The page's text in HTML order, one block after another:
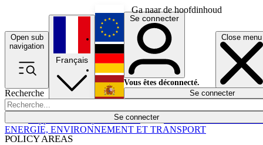
Ga naar de hoofdinhoud
Open sub
navigation
Close menu
Recherche
Se connecter
POLICY AREAS
Économie
Français
English
Deutsch
Español
Se connecter
Vous êtes déconnecté.
Se connecter
ENERGIE, ENVIRONNEMENT ET TRANSPORT